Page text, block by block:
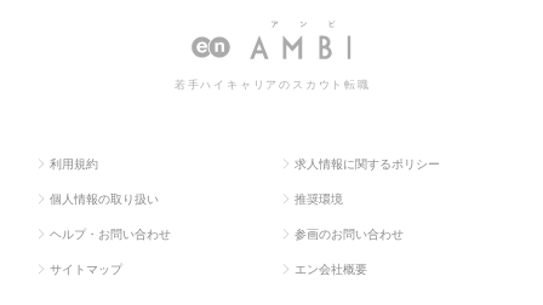
発の転 ワーク可／経験者歓迎！の求人情報
若手ハイキャリアのスカウト転職
利用規約 求人情報に関するポリシー
個人情報の取り扱い 推奨環境
ヘルプ・お問い合わせ 参画のお問い合わせ
サイトマップ エン会社概要